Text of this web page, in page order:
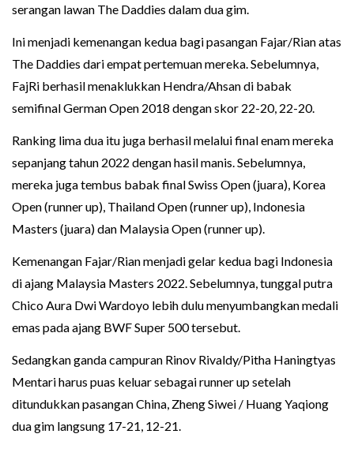
serangan lawan The Daddies dalam dua gim.
Ini menjadi kemenangan kedua bagi pasangan Fajar/Rian atas
The Daddies dari empat pertemuan mereka. Sebelumnya,
FajRi berhasil menaklukkan Hendra/Ahsan di babak
semifinal German Open 2018 dengan skor 22-20, 22-20.
Ranking lima dua itu juga berhasil melalui final enam mereka
sepanjang tahun 2022 dengan hasil manis. Sebelumnya,
mereka juga tembus babak final Swiss Open (juara), Korea
Open (runner up), Thailand Open (runner up), Indonesia
Masters (juara) dan Malaysia Open (runner up).
Kemenangan Fajar/Rian menjadi gelar kedua bagi Indonesia
di ajang Malaysia Masters 2022. Sebelumnya, tunggal putra
Chico Aura Dwi Wardoyo lebih dulu menyumbangkan medali
emas pada ajang BWF Super 500 tersebut.
Sedangkan ganda campuran Rinov Rivaldy/Pitha Haningtyas
Mentari harus puas keluar sebagai runner up setelah
ditundukkan pasangan China, Zheng Siwei / Huang Yaqiong
dua gim langsung 17-21, 12-21.